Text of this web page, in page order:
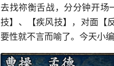
去找祢衡舌战，分分钟开场
技】、【疾风技】，对面【
要性就不言而喻了。今天小